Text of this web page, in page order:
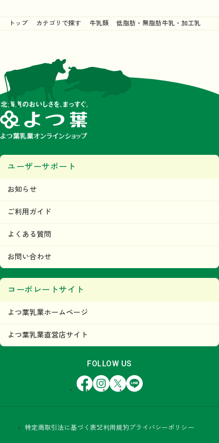
トップ カテゴリで探す 牛乳類 低脂肪・無脂肪牛乳・加工乳
ユーザーサポート
お知らせ
ご利用ガイド
よくある質問
お問い合わせ
コーポレートサイト
よつ葉乳業ホームページ
よつ葉乳業直営店サイト
FOLLOW US
FacebookInstagram
X LINE
特定商取引法に基づく表記利用規約 プライバシーポリシー